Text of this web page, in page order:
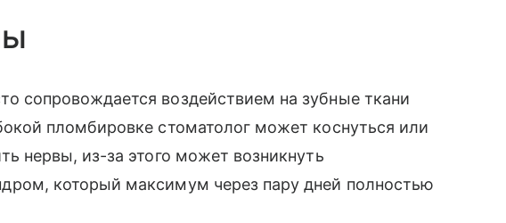
сопровождается воздействием на зубные ткани
пломбировке стоматолог может коснуться или
нервы, из-за этого может возникнуть
который максимум через пару дней полностью